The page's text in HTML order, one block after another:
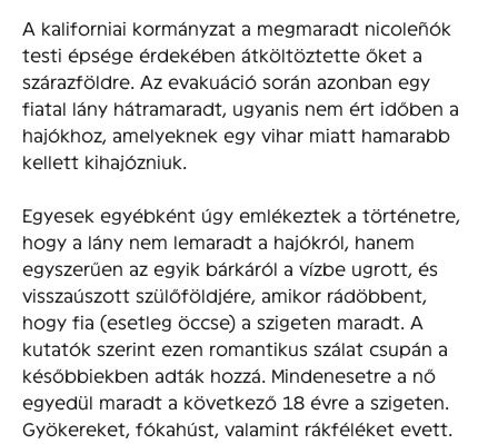
A kaliforniai kormányzat a megmaradt nicoleñók
testi épsége érdekében átköltöztette őket a
szárazföldre. Az evakuáció során azonban egy
fiatal lány hátramaradt, ugyanis nem ért időben a
hajókhoz, amelyeknek egy vihar miatt hamarabb
kellett kihajózniuk.
Egyesek egyébként úgy emlékeztek a történetre,
hogy a lány nem lemaradt a hajókról, hanem
egyszerűen az egyik bárkáról a vízbe ugrott, és
visszaúszott szülőföldjére, amikor rádöbbent,
hogy fia (esetleg öccse) a szigeten maradt. A
kutatók szerint ezen romantikus szálat csupán a
későbbiekben adták hozzá. Mindenesetre a nő
egyedül maradt a következő 18 évre a szigeten.
Gyökereket, fókahúst, valamint rákféléket evett.